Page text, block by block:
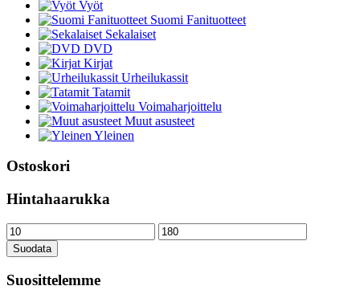
Vyöt
Suomi Fanituotteet
Sekalaiset
DVD
Kirjat
Urheilukassit
Tatamit
Voimaharjoittelu
Muut asusteet
Yleinen
Ostoskori
Hintahaarukka
Minimihinta Maksimihinta
Suodata
Suosittelemme